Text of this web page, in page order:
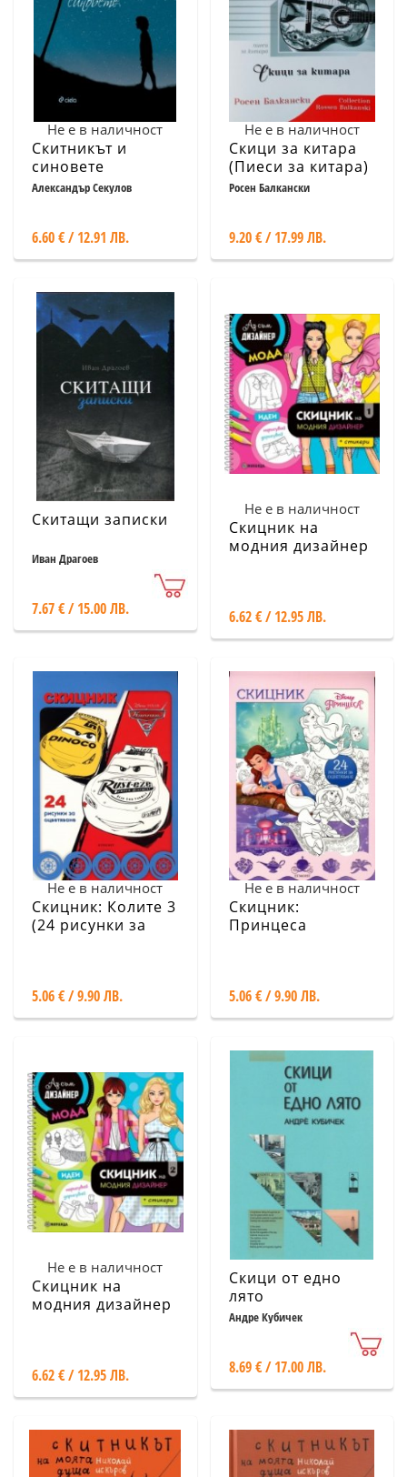
Не е в наличност
Скитникът и
синовете
Александър Секулов
6.60 € / 12.91 ЛВ.
Не е в наличност
Скици за китара
(Пиеси за китара)
Росен Балкански
9.20 € / 17.99 ЛВ.
Скитащи записки
Иван Драгоев
7.67 € / 15.00 ЛВ.
Не е в наличност
Скицник на
модния дизайнер
6.62 € / 12.95 ЛВ.
Не е в наличност
Скицник: Колите 3
(24 рисунки за
5.06 € / 9.90 ЛВ.
Не е в наличност
Скицник:
Принцеса
5.06 € / 9.90 ЛВ.
Не е в наличност
Скицник на
модния дизайнер
6.62 € / 12.95 ЛВ.
Скици от едно
лято
Андре Кубичек
8.69 € / 17.00 ЛВ.